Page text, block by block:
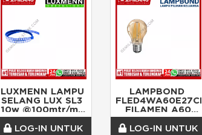
LUXMENN LAMPU
SELANG LUX SL3
10w @100mtr/mtr
BLUE
LOG-IN UNTUK
LAMPBOND
FLED4WA60E27CD
FILAMEN A60
PUTIH 4w
LOG-IN UNTUK